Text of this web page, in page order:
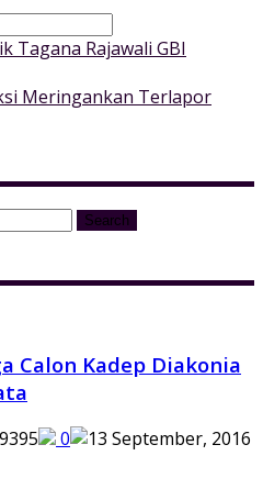
Tagana Rajawali GBI
Meringankan Terlapor
Calon Kadep Diakonia
0